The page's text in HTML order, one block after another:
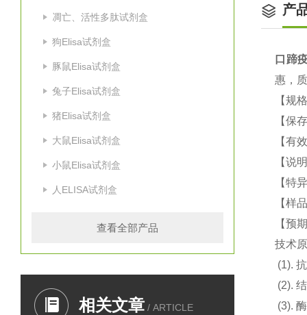
凋亡、活性多肽试剂盒
狗Elisa试剂盒
豚鼠Elisa试剂盒
兔子Elisa试剂盒
猪Elisa试剂盒
大鼠Elisa试剂盒
小鼠Elisa试剂盒
人ELISA试剂盒
查看全部产品
相关文章 / ARTICLE
产
口蹄
惠，
【规
【保
【有
【说
【特
【样
【预
技术
(1).
(2).
(3).